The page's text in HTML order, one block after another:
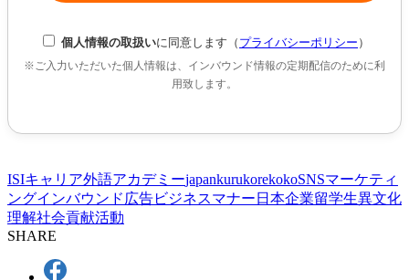
個人情報の取扱いに同意します（ プライバシーポリシー ）
※ご入力いただいた個人情報は、インバウンド情報の定期配信のために利
用致します。
ISIキャリア外語アカデミーjapankurukorekokoSNSマーケティ
ングインバウンド広告ビジネスマナー 日本企業留学生異文化
理解社会貢献活動
SHARE